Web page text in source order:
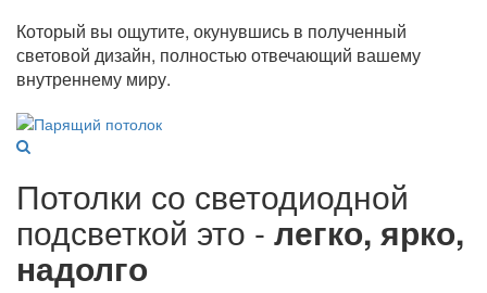
Который вы ощутите, окунувшись в полученный
световой дизайн, полностью отвечающий вашему
внутреннему миру.
Потолки со светодиодной
подсветкой это - легко, ярко,
надолго